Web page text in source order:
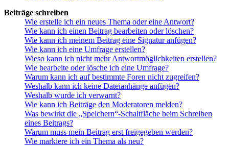
Beiträge schreiben
Wie erstelle ich ein neues Thema oder eine Antwort?
Wie kann ich einen Beitrag bearbeiten oder löschen?
Wie kann ich meinem Beitrag eine Signatur anfügen?
Wie kann ich eine Umfrage erstellen?
Wieso kann ich nicht mehr Antwortmöglichkeiten erstellen?
Wie bearbeite oder lösche ich eine Umfrage?
Warum kann ich auf bestimmte Foren nicht zugreifen?
Weshalb kann ich keine Dateianhänge anfügen?
Weshalb wurde ich verwarnt?
Wie kann ich Beiträge den Moderatoren melden?
Was bewirkt die „Speichern“-Schaltfläche beim Schreiben
eines Beitrags?
Warum muss mein Beitrag erst freigegeben werden?
Wie markiere ich ein Thema als neu?